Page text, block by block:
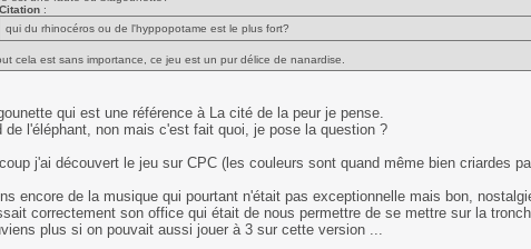
Citation :
qui du rhinocéros ou de l'hyppopotame est le plus fort?
cela est sans importance, ce jeu est un pur délice de nanardise.
qui est une référence à La cité de la peur je pense.
de l'éléphant, non mais c'est fait quoi, je pose la question ?
j'ai découvert le jeu sur CPC (les couleurs sont quand même bien criardes
encore de la musique qui pourtant n'était pas exceptionnelle mais bon,
correctement son office qui était de nous permettre de se mettre sur la
plus si on pouvait aussi jouer à 3 sur cette version ...